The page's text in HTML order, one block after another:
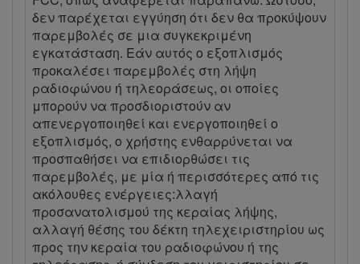
δεν παρέχεται εγγύηση ότι δεν θα προκύψουν
παρεμβολές σε μια συγκεκριμένη
εγκατάσταση. Εάν αυτός ο εξοπλισμός
προκαλέσει παρεμβολές στη λήψη
ραδιοφώνου ή τηλεοράσεως, οι οποίες
μπορούν να προσδιοριστούν αν
απενεργοποιηθεί και ενεργοποιηθεί ο
εξοπλισμός, ο χρήστης ενθαρρύνεται να
προσπαθήσει να επιδιορθώσει τις
παρεμβολές, με μία ή περισσότερες από τις
ακόλουθες ενέργειες:λλαγή
προσανατολισμού της κεραίας λήψης,
αλλαγή θέσης του δέκτη τηλεχειριστηρίου ως
προς την κεραία του ραδιοφώνου ή της